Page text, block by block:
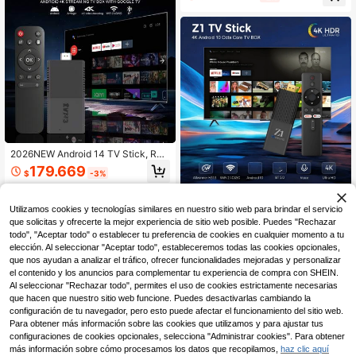
2026NEW Android 14 TV Stick, Res
olución 4K Ultra HD, 8GB RAM, 128
GB Almacenamiento, Procesador Al
lwinner de 64 bits, Wi-Fi 2.4/5Ghz, I
nteligente, Conector USB
$179.669 -3%
de Streaming 4K HD Para TV y Pro
yector, Con [2GB RAM+16GB ROM]
Q96 OHP TV Stick Android 10 Allwi
nner H313 Quad-Core 4G/5G WiFi
HD 4K Z1 Smart Media Player Bluet
ooth 5.0 Control Remoto por Voz IP
TV
Solo quedan 7
$148.400
Utilizamos cookies y tecnologías similares en nuestro sitio web para brindar el servicio
que solicitas y ofrecerte la mejor experiencia de sitio web posible. Puedes "Rechazar
todo", "Aceptar todo" o establecer tu preferencia de cookies en cualquier momento a tu
elección. Al seleccionar "Aceptar todo", estableceremos todas las cookies opcionales,
que nos ayudan a analizar el tráfico, ofrecer funcionalidades mejoradas y personalizar
el contenido y los anuncios para complementar tu experiencia de compra con SHEIN.
Al seleccionar "Rechazar todo", permites el uso de cookies estrictamente necesarias
que hacen que nuestro sitio web funcione. Puedes desactivarlas cambiando la
configuración de tu navegador, pero esto puede afectar el funcionamiento del sitio web.
Para obtener más información sobre las cookies que utilizamos y para ajustar tus
configuraciones de cookies opcionales, selecciona "Administrar cookies". Para obtener
más información sobre cómo procesamos los datos que recopilamos, haz clic aquí